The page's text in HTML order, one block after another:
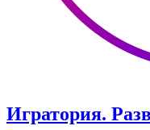
Игратория.